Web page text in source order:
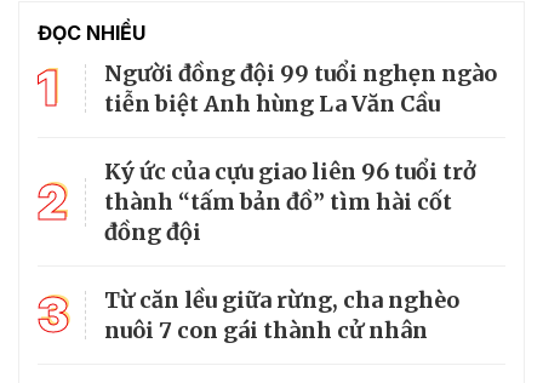
ĐỌC NHIỀU
1
Người đồng đội 99 tuổi nghẹn ngào
tiễn biệt Anh hùng La Văn Cầu
2
Ký ức của cựu giao liên 96 tuổi trở
thành “tấm bản đồ” tìm hài cốt
đồng đội
3
Từ căn lều giữa rừng, cha nghèo
nuôi 7 con gái thành cử nhân